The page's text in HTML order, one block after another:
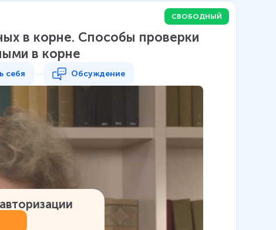
СВОБОДНЫЙ
в корне. Способы проверки
в корне
себя Обсуждение